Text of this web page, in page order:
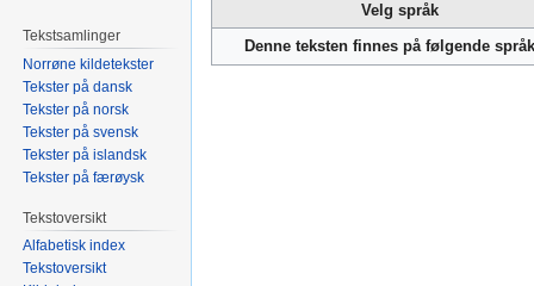
til
navigering
til
Velg språk
Denne teksten finnes på følgende
Tekstsamlinger
Norrøne kildetekster
Tekster på dansk
Tekster på norsk
Tekster på svensk
Tekster på islandsk
Tekster på færøysk
Tekstoversikt
Alfabetisk index
Tekstoversikt